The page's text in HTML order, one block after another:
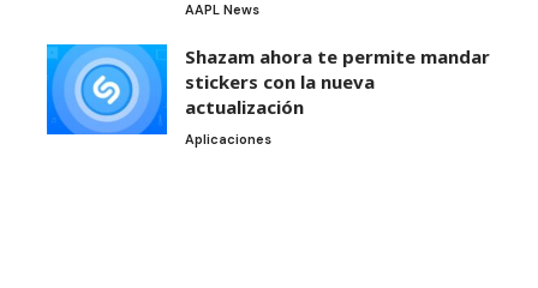
AAPL News
Shazam ahora te permite mandar
stickers con la nueva
actualización
Aplicaciones